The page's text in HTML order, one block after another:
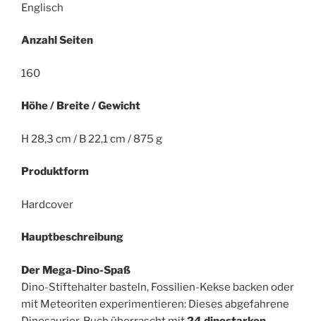
Englisch
Anzahl Seiten
160
Höhe / Breite / Gewicht
H 28,3 cm / B 22,1 cm / 875 g
Produktform
Hardcover
Hauptbeschreibung
Der Mega-Dino-Spaß
Dino-Stiftehalter basteln, Fossilien-Kekse backen oder
mit Meteoriten experimentieren: Dieses abgefahrene